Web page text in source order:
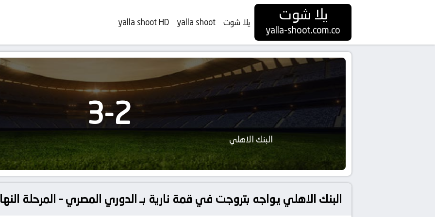
يلا شوت
yalla-shoot.com.co
يلا شوت yalla shoot
yalla shoot HD
البنك الاهلي
2
-
3
البنك الاهلي يواجه بتروجت في قمة نارية بـ الدوري المصري – المرحلة